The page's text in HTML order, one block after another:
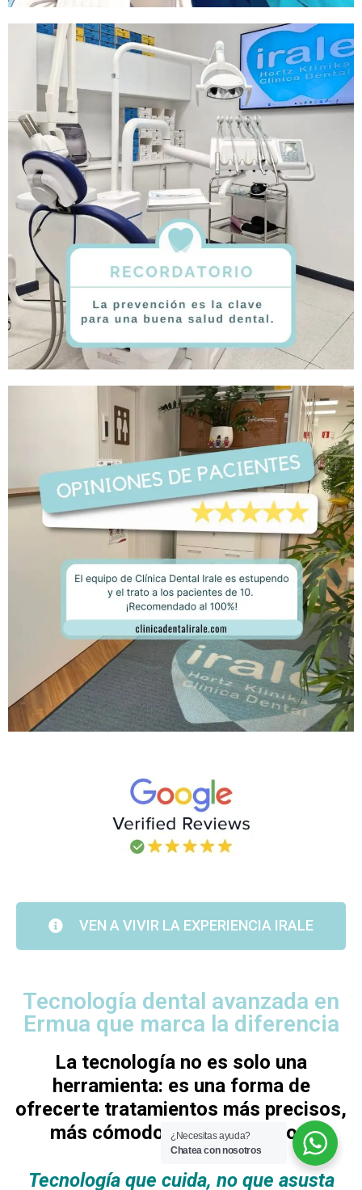
VEN A VIVIR LA EXPERIENCIA IRALE
Tecnología dental avanzada en
Ermua que marca la diferencia
La tecnología no es solo una
herramienta: es una forma de
ofrecerte tratamientos más precisos,
más cómodos y más seguros.
Tecnología que cuida, no que asusta
¿Necesitas ayuda?
Chatea con nosotros